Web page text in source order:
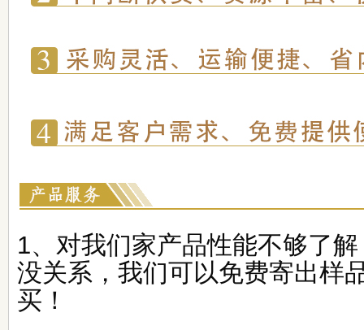
1、对我们家产品性能不够了
没关系，我们可以免费寄出样
买！